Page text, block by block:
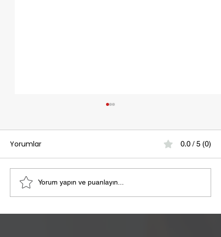
Yorumlar 0.0 / 5 (0)
Yorum yapın ve puanlayın...